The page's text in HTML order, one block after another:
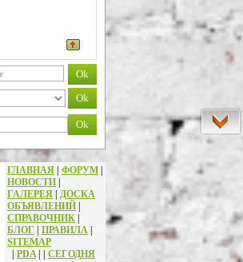
ГЛАВНАЯ ФОРУМ
НОВОСТИ
ГАЛЕРЕЯ
ДОСКА
ОБЪЯВЛЕНИЙ
СПРАВОЧНИК
БЛОГ
ПРАВИЛА
SITEMAP
PDA| СЕГОДНЯ